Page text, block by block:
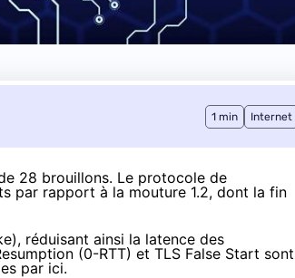
1 min Internet
28 brouillons. Le protocole de
par rapport à la mouture 1.2, dont la fin
réduisant ainsi la latence des
(0-RTT) et TLS False Start sont
par ici.